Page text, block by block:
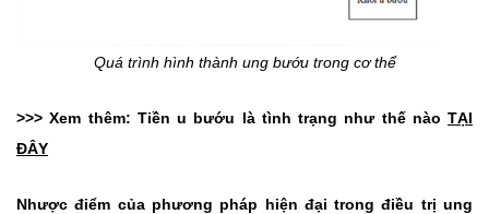
Quá trình hình thành ung bướu trong cơ thể
>>> Xem thêm: Tiền u bướu là tình trạng như thế nào TẠI
ĐÂY
Nhược điểm của phương pháp hiện đại trong điều trị ung